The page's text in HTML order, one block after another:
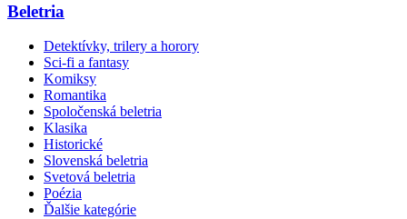
Beletria
Detektívky, trilery a horory
Sci-fi a fantasy
Komiksy
Romantika
Spoločenská beletria
Klasika
Historické
Slovenská beletria
Svetová beletria
Poézia
Ďalšie kategórie